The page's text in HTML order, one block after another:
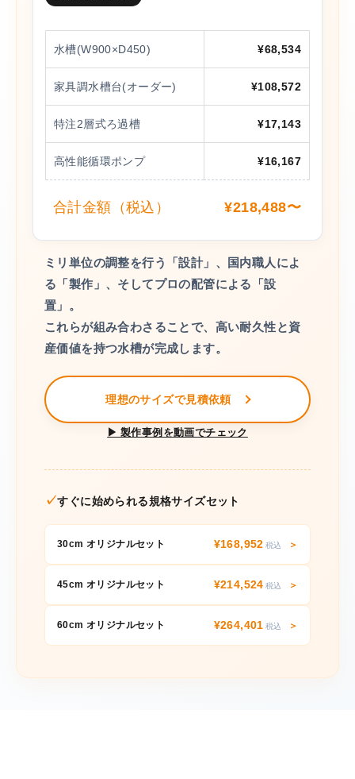
水槽(W900×D450) ¥68,534
家具調水槽台(オーダー) ¥108,572
特注2層式ろ過槽 ¥17,143
高性能循環ポンプ ¥16,167
合計金額（税込） ¥218,488〜
ミリ単位の調整を行う「設計」、国内職人によ
る「製作」、そしてプロの配管による「設
置」。
これらが組み合わさることで、高い耐久性と資
産価値を持つ水槽が完成します。
理想のサイズで見積依頼
▶ 製作事例を動画でチェック
✓すぐに始められる規格サイズセット
30cm オリジナルセット ¥168,952 税込 ＞
45cm オリジナルセット ¥214,524 税込 ＞
60cm オリジナルセット ¥264,401 税込 ＞